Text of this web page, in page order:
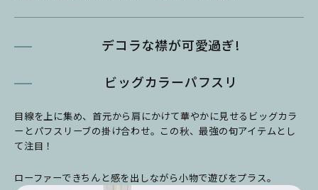
デコラな襟が可愛過ぎ!
ビッグカラーパフスリ
目線を上に集め、首元から肩にかけて華やかに見せるビッグカラ
ーとパフスリーブの掛け合わせ。この秋、最強の旬アイテムとし
て注目！
ローファーできちんと感を出しながら小物で遊びをプラス。